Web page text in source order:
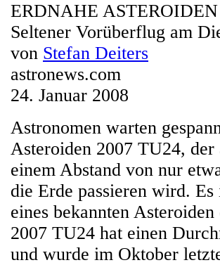
ERDNAHE ASTEROIDEN
Seltener Vorüberflug am
von Stefan Deiters
astronews.com
24. Januar 2008
Astronomen warten
Asteroiden 2007 TU24,
einem Abstand von nur
die Erde passieren wird.
eines bekannten
2007 TU24 hat einen
und wurde im Oktober